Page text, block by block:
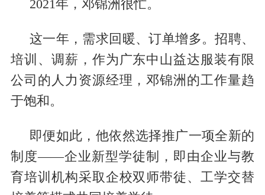
2021年，邓锦洲很忙。
这一年，需求回暖、订单增多。招聘、
培训、调薪，作为广东中山益达服装有限
公司的人力资源经理，邓锦洲的工作量趋
于饱和。
即便如此，他依然选择推广一项全新的
制度——企业新型学徒制，即由企业与教
育培训机构采取企校双师带徒、工学交替